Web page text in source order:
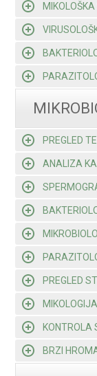
PREGLED
ANALIZA
PREGLED
MIKOLOGIJA
KONTROLA
BRZI